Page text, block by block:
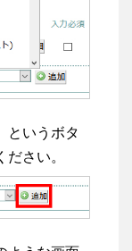
というボタ
さい。